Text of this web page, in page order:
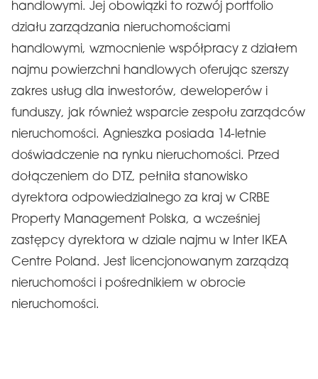
handlowymi. Jej obowiązki to rozwój portfolio
działu zarządzania nieruchomościami
handlowymi, wzmocnienie współpracy z działem
najmu powierzchni handlowych oferując szerszy
zakres usług dla inwestorów, deweloperów i
funduszy, jak również wsparcie zespołu zarządców
nieruchomości. Agnieszka posiada 14-letnie
doświadczenie na rynku nieruchomości. Przed
dołączeniem do DTZ, pełniła stanowisko
dyrektora odpowiedzialnego za kraj w CRBE
Property Management Polska, a wcześniej
zastępcy dyrektora w dziale najmu w Inter IKEA
Centre Poland. Jest licencjonowanym zarządzą
nieruchomości i pośrednikiem w obrocie
nieruchomości.